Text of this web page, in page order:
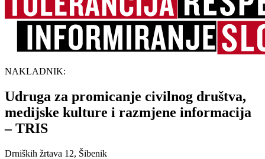
NAKLADNIK:
Udruga za promicanje civilnog društva,
medijske kulture i razmjene informacija
– TRIS
Drniških žrtava 12, Šibenik